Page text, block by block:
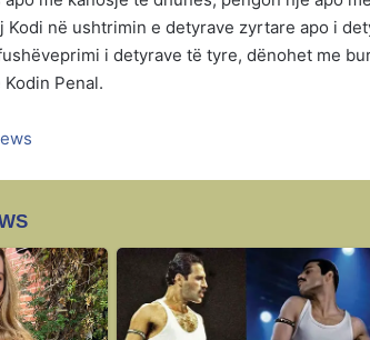
Kodi në ushtrimin e detyrave zyrtare apo i
i detyrave të tyre, dënohet me
Penal.